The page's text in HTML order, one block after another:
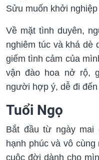
Sửu muốn khởi
Về mặt tình duyên,
nghiêm túc và khá dè
giếm tình cảm của
vận đào hoa nở rộ,
người hợp ý, dễ đi đến
Tuổi Ngọ
Bắt đầu từ ngày mai
hạnh phúc và vô
cuộc đời dành cho